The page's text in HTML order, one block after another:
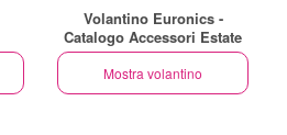
Volantino Euronics -
Catalogo Accessori Estate
Mostra volantino